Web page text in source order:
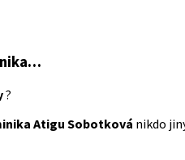
?
Atigu Sobotková nikdo